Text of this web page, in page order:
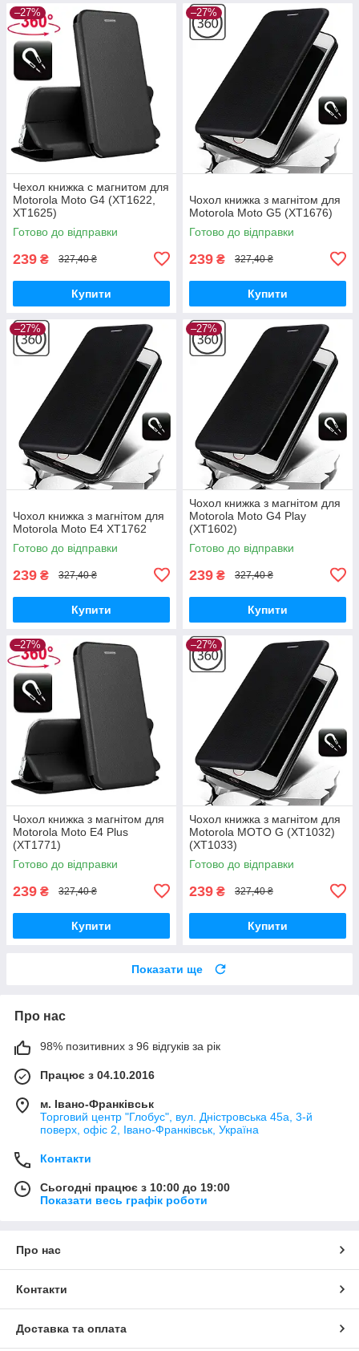
–27%
Чехол книжка с магнитом для
Motorola Moto G4 (XT1622,
XT1625)
Готово до відправки
239 ₴ 327,40 ₴
Купити
–27%
Чохол книжка з магнітом для
Motorola Moto G5 (XT1676)
Готово до відправки
239 ₴ 327,40 ₴
Купити
–27%
Чохол книжка з магнітом для
Motorola Moto E4 XT1762
Готово до відправки
239 ₴ 327,40 ₴
Купити
–27%
Чохол книжка з магнітом для
Motorola Moto G4 Play
(XT1602)
Готово до відправки
239 ₴ 327,40 ₴
Купити
–27%
Чохол книжка з магнітом для
Motorola Moto E4 Plus
(XT1771)
Готово до відправки
239 ₴ 327,40 ₴
Купити
–27%
Чохол книжка з магнітом для
Motorola MOTO G (XT1032)
(XT1033)
Готово до відправки
239 ₴ 327,40 ₴
Купити
Показати ще
Про нас
98% позитивних з 96 відгуків за рік
Працює з 04.10.2016
м. Івано-Франківськ
Торговий центр "Глобус", вул. Дністровська 45а, 3-й
поверх, офіс 2, Івано-Франківськ, Україна
Контакти
Сьогодні працює з 10:00 до 19:00
Показати весь графік роботи
Про нас
Контакти
Доставка та оплата